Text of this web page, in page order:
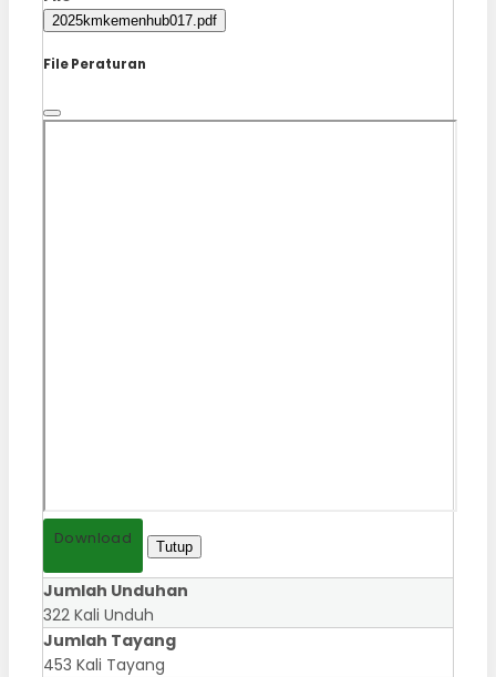
2025kmkemenhub017.pdf
File Peraturan
Download Tutup
Jumlah Unduhan
322 Kali Unduh
Jumlah Tayang
453 Kali Tayang